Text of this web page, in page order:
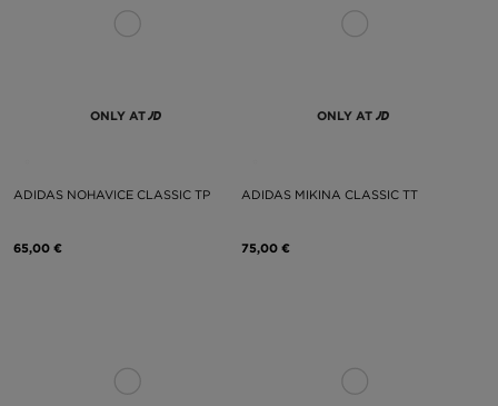
ONLY AT
ADIDAS NOHAVICE CLASSIC TP
65,00 €
ONLY AT
ADIDAS MIKINA CLASSIC TT
75,00 €